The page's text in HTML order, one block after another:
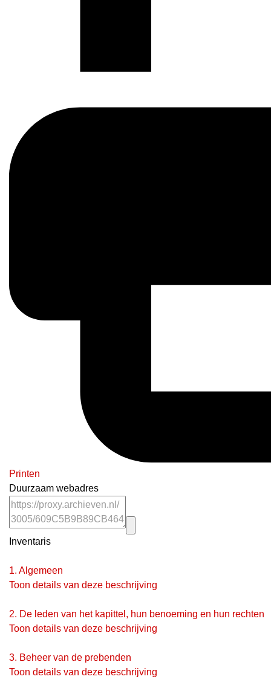
Printen
Duurzaam webadres
Inventaris
1. Algemeen
Toon details van deze beschrijving
2. De leden van het kapittel, hun benoeming en hun rechten
Toon details van deze beschrijving
3. Beheer van de prebenden
Toon details van deze beschrijving